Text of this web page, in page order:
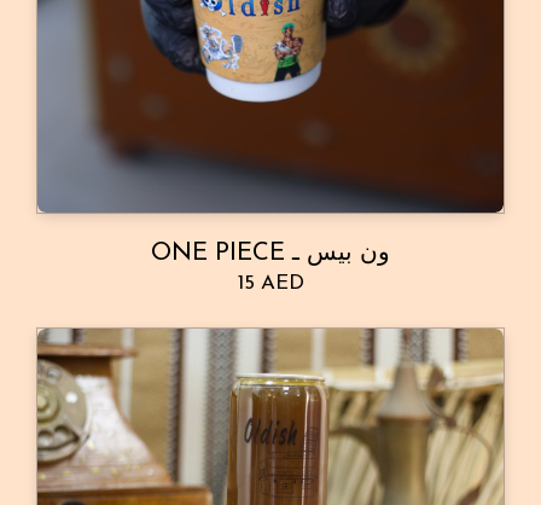
ONE PIECE ون بيس ـ
15 AED